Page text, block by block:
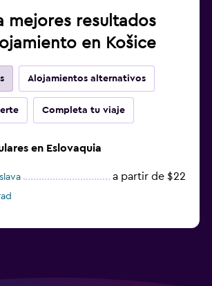
mejores resultados
en Košice
Alojamientos alternativos
Completa tu viaje
en Eslovaquia
a partir de $22